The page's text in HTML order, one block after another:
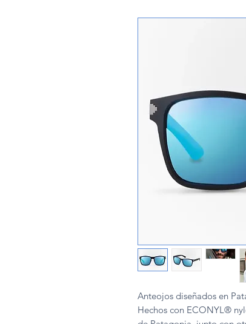
Anteojos diseñados en
Hechos con ECONYL®